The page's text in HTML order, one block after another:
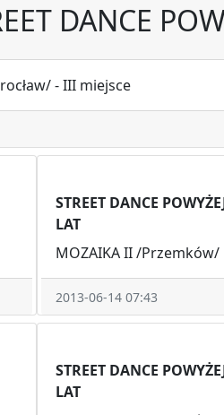
DANCE
- III miejsce
STREET DANCE
LAT
MOZAIKA II /Przemków/
2013-06-14 07:43
STREET DANCE
LAT